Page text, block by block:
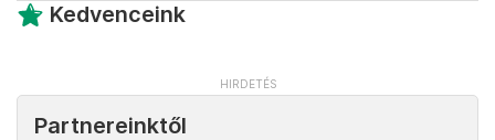
Kedvenceink
Partnereinktől